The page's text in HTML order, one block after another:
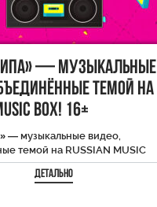
— музыкальные
темой на
BOX! 16+
— музыкальные видео,
темой на RUSSIAN MUSIC
Детально